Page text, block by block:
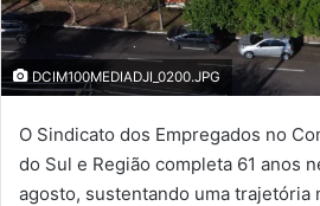
DCIM100MEDIADJI_0200.JPG
O Sindicato dos Empregados no
do Sul e Região completa 61 anos
agosto, sustentando uma trajetória